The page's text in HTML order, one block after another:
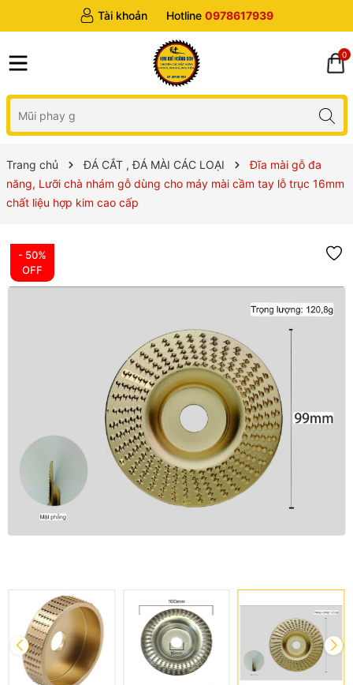
Tài khoản Hotline 0978617939
0
Trang chủ ĐÁ CẮT , ĐÁ MÀI CÁC LOẠI
Đĩa mài gỗ đa
năng, Lưỡi chà nhám gỗ dùng cho máy mài cầm tay lỗ trục 16mm
chất liệu hợp kim cao cấp
- 50%
OFF